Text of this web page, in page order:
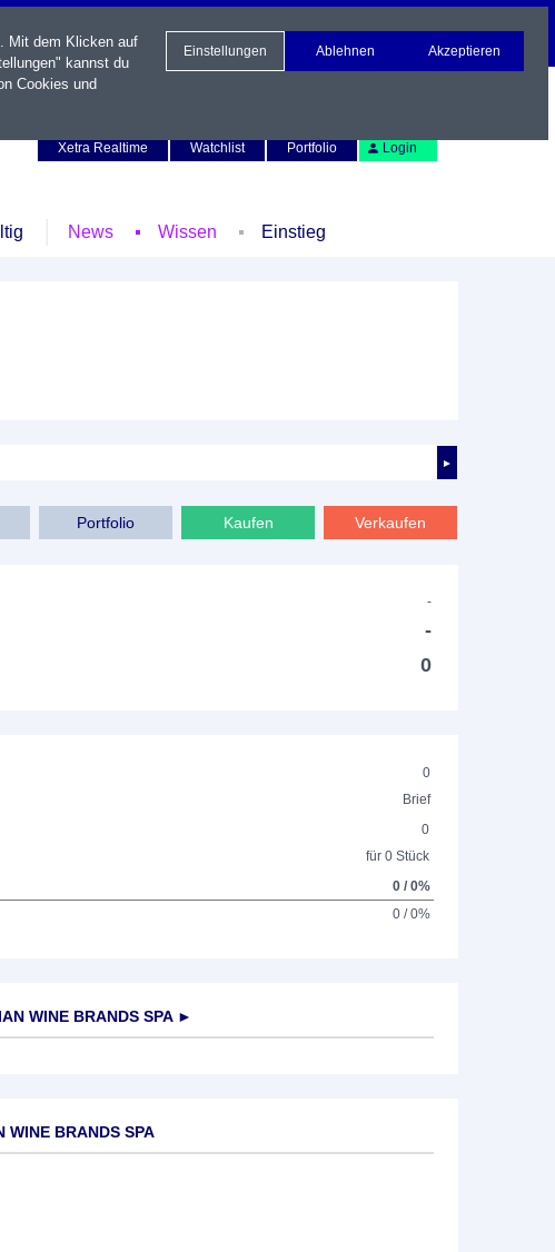
Xetra Realtime
Watchlist Portfolio Login
News Wissen Einstieg
►
Portfolio Kaufen Verkaufen
-
-
0
0
Brief
0
für 0 Stück
0 / 0%
0 / 0%
WINE BRANDS SPA►
BRANDS SPA
Mit dem Klicken auf
kannst du
Cookies und
Einstellungen Ablehnen Akzeptieren